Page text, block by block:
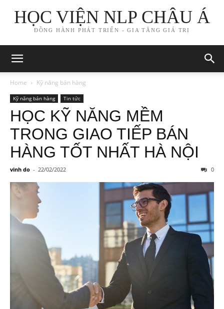
HỌC VIỆN NLP CHÂU Á
ĐỒNG HÀNH PHÁT TRIỂN - GIA TĂNG GIÁ TRỊ
Home Kỹ năng bán hàng
Kỹ năng bán hàng Tin tức
HỌC KỸ NĂNG MỀM
TRONG GIAO TIẾP BÁN
HÀNG TỐT NHẤT HÀ NỘI
vinh do - 22/02/2022 0